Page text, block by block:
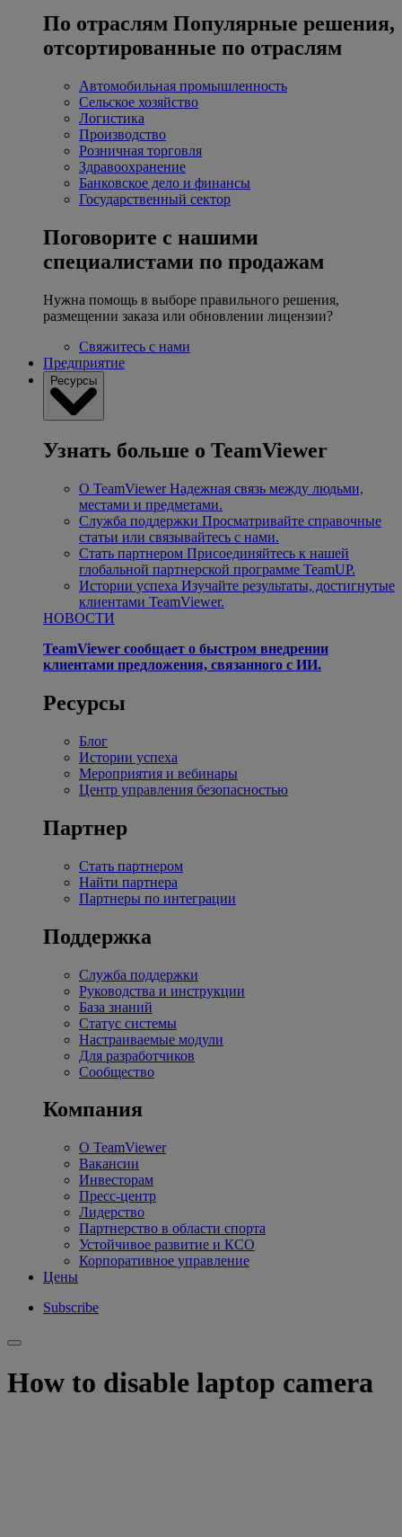
По отраслям Популярные решения,
отсортированные по отраслям
Автомобильная промышленность
Сельское хозяйство
Логистика
Производство
Розничная торговля
Здравоохранение
Банковское дело и финансы
Государственный сектор
Поговорите с нашими
специалистами по продажам
Нужна помощь в выборе правильного решения,
размещении заказа или обновлении лицензии?
Свяжитесь с нами
Предприятие
Ресурсы
Узнать больше о TeamViewer
О TeamViewer Надежная связь между людьми,
местами и предметами.
Служба поддержки Просматривайте справочные
статьи или связывайтесь с нами.
Стать партнером Присоединяйтесь к нашей
глобальной партнерской программе TeamUP.
Истории успеха Изучайте результаты, достигнутые
клиентами TeamViewer.
НОВОСТИ
TeamViewer сообщает о быстром внедрении
клиентами предложения, связанного с ИИ.
Ресурсы
Блог
Истории успеха
Мероприятия и вебинары
Центр управления безопасностью
Партнер
Стать партнером
Найти партнера
Партнеры по интеграции
Поддержка
Служба поддержки
Руководства и инструкции
База знаний
Статус системы
Настраиваемые модули
Для разработчиков
Сообщество
Компания
О TeamViewer
Вакансии
Инвесторам
Пресс-центр
Лидерство
Партнерство в области спорта
Устойчивое развитие и КСО
Корпоративное управление
Цены
Subscribe
How to disable laptop camera